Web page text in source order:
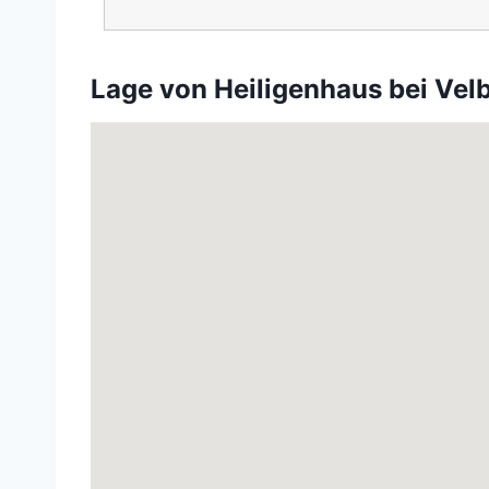
Lage von Heiligenhaus bei